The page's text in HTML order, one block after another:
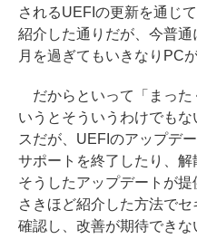
されるUEFIの更新を通じ
紹介した通りだが、今普
月を過ぎてもいきなりPC
だからといって「まった
いうとそういうわけでも
スだが、UEFIのアップデ
サポートを終了したり、解
そうしたアップデートが提
さきほど紹介した方法で
確認し、改善が期待でき